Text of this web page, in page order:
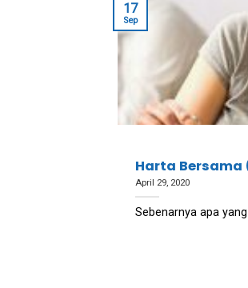
17
Sep
Harta Bersama
April 29, 2020
Sebenarnya apa